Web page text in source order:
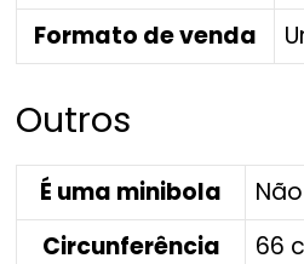
Formato de venda
Outros
É uma minibola
Não
Circunferência
66